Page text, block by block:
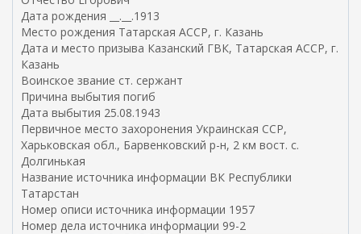
я
я
с
к
а
)
Дата рождения __.__.1913
Место рождения Татарская АССР, г. Казань
Дата и место призыва Казанский ГВК, Татарская АССР, г.
Казань
Воинское звание ст. сержант
Причина выбытия погиб
Дата выбытия 25.08.1943
Первичное место захоронения Украинская ССР,
Харьковская обл., Барвенковский р-н, 2 км вост. с.
Долгинькая
Название источника информации ВК Республики
Татарстан
Номер описи источника информации 1957
Номер дела источника информации 99-2